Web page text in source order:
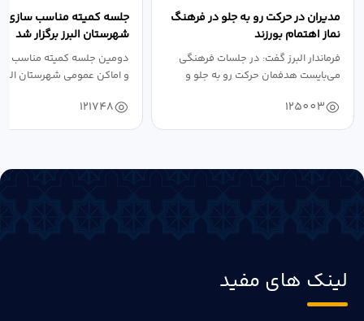
مدیران در حرکت رو به جلو در فرهنگ
نماز اهتمام بورزند
فرماندار البرز گفت: در جلسات فرهنگی
می‌بایست هدفمان حرکت رو به جلو و
125003
جلسه کمیته مناسب سازی
شهرستان البرز برگزار شد
دومین جلسه کمیته مناسب
و اماکن عمومی شهرستان
121748
لینک های مفید